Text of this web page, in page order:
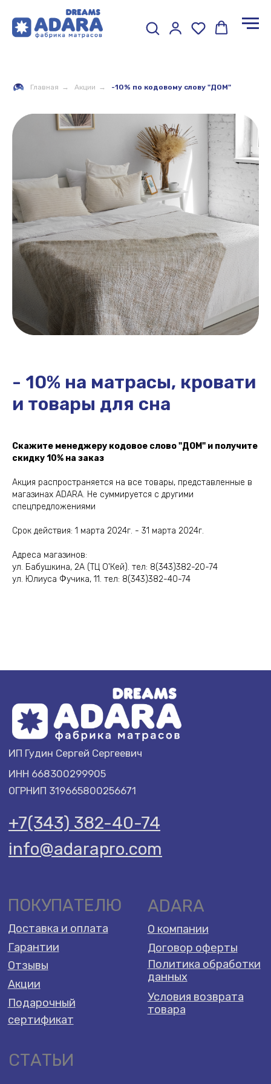
Главная → Акции → -10% по кодовому слову "ДОМ"
- 10% на матрасы, кровати
и товары для сна
Скажите менеджеру кодовое слово "ДОМ" и получите
скидку 10% на заказ
Акция распространяется на все товары, представленные в
магазинах ADARA. Не суммируется с другими
спецпредложениями
Срок действия: 1 марта 2024г. - 31 марта 2024г.
Адреса магазинов:
ул. Бабушкина, 2А (ТЦ О'Кей). тел: 8(343)382-20-74
ул. Юлиуса Фучика, 11. тел: 8(343)382-40-74
ИП Гудин Сергей Сергеевич
ИНН 668300299905
ОГРНИП 319665800256671
+7(343) 382-40-74
Акции
Подарочный
сертификат
Политика обработки
данных
СТАТЬИ
Стоит ли покупать жёсткий матрас?
Полезно ли спать на жёстком?
2026 Adara Dreams ©️
Условия возврата
товара